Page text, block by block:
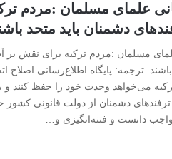
علمای مسلمان :مردم
دشمنان باید متحد
مسلمان :مردم ترکیه برای نقش بر
ترجمه: پایگاه‌ اطلاع‌رسانی اصلاح
می‌خواهد وحدت خود را حفظ کنند و
دشمنان از دولت قانونی کشور
واجب دانست و فتنه‌انگیزی و…